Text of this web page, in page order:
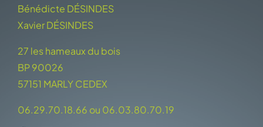
Bénédicte DÉSINDES
Xavier DÉSINDES
27 les hameaux du bois
BP 90026
57151 MARLY CEDEX
06.29.70.18.66 ou 06.03.80.70.19